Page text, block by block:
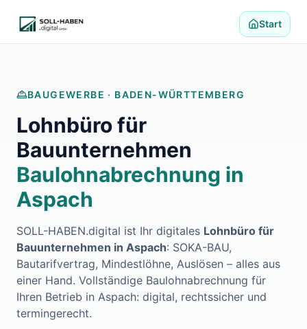
Start
BAUGEWERBE · BADEN-WÜRTTEMBERG
Lohnbüro für
Bauunternehmen
Baulohnabrechnung in
Aspach
SOLL-HABEN.digital ist Ihr digitales Lohnbüro für
Bauunternehmen in Aspach: SOKA-BAU,
Bautarifvertrag, Mindestlöhne, Auslösen – alles aus
einer Hand. Vollständige Baulohnabrechnung für
Ihren Betrieb in Aspach: digital, rechtssicher und
termingerecht.
Finanzbuchhaltung auslagern
E-Rechnung und Peppol
Branchenlösungen
Helpdesk und Tools
Alle Standorte
Über uns
Kontakt
Häufige Fragen FAQ
Blog
Lohnabrechnung Waiblingen
Lohnabrechnung Schorndorf
Lohnabrechnung Stuttgart
Lohnabrechnung Heilbronn
Lohnabrechnung Karlsruhe
Lohnabrechnung Freiburg